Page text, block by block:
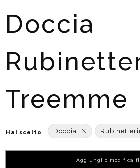
Doccia
Treemme
Hai scelto Doccia
Aggiungi o modifica